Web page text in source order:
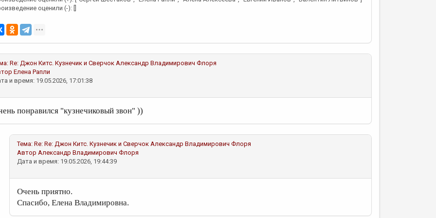
оценили (-): []
Re: Джон Китс. Кузнечик и Сверчок Александр Владимирович Флоря
Елена Рапли
и время: 19.05.2026, 17:01:38
понравился "кузнечиковый звон" ))
Тема: Re: Re: Джон Китс. Кузнечик и Сверчок Александр Владимирович Флоря
Автор Александр Владимирович Флоря
Дата и время: 19.05.2026, 19:44:39
Очень приятно.
Спасибо, Елена Владимировна.